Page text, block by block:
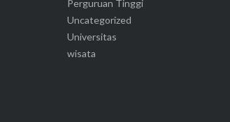
Perguruan Tinggi
Uncategorized
Universitas
wisata